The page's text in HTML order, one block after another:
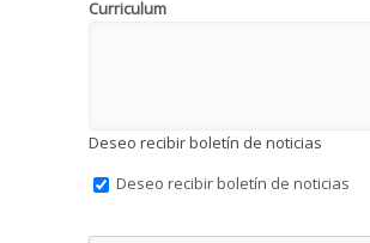
Curriculum
Deseo recibir boletín de noticias
Deseo recibir boletín de noticias